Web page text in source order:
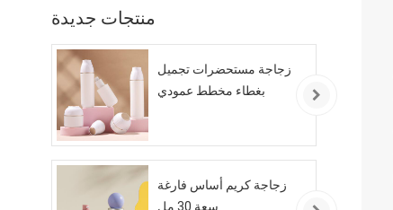
منتجات جديدة
زجاجة مستحضرات تجميل
بغطاء مخطط عمودي
زجاجة كريم أساس فارغة
سعة 30 مل